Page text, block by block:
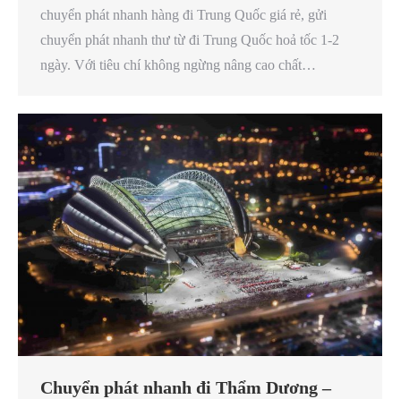
chuyển phát nhanh hàng đi Trung Quốc giá rẻ, gửi
chuyển phát nhanh thư từ đi Trung Quốc hoả tốc 1-2
ngày. Với tiêu chí không ngừng nâng cao chất…
Chuyển phát nhanh đi Thẩm Dương –